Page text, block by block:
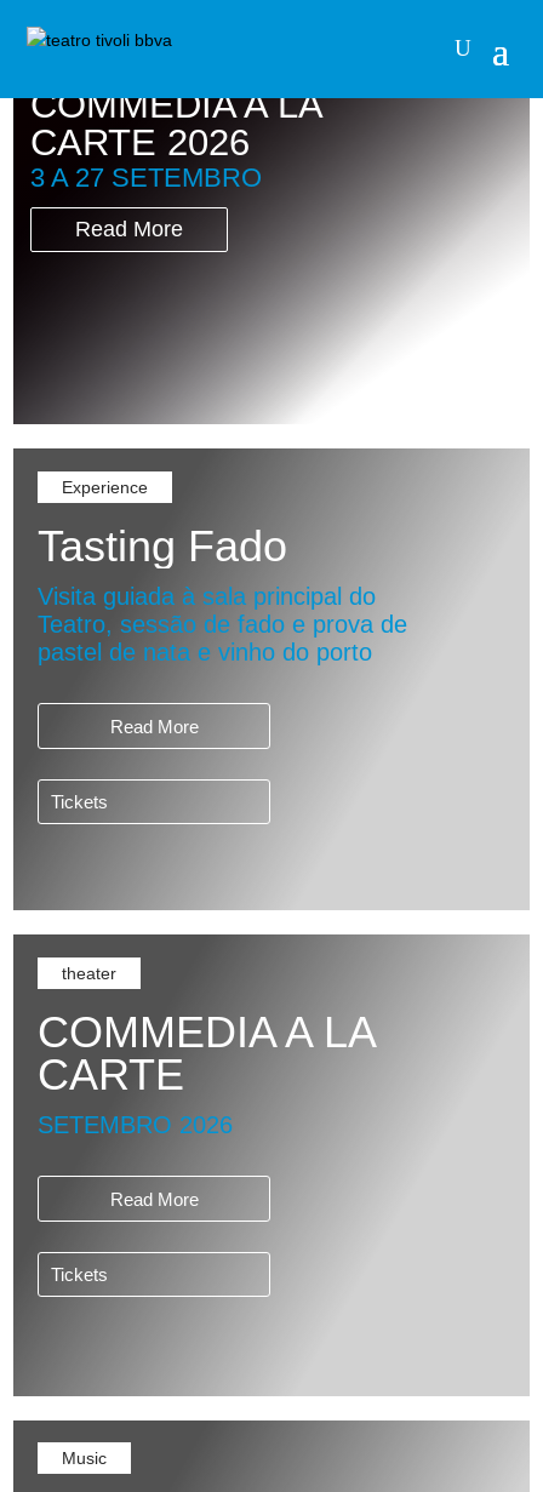
COMMEDIA A LA
CARTE 2026
3 A 27 SETEMBRO
Read More
Experience
Tasting Fado
Visita guiada à sala principal do
Teatro, sessão de fado e prova de
pastel de nata e vinho do porto
Read More
Tickets
theater
COMMEDIA A LA
CARTE
SETEMBRO 2026
Read More
Tickets
Music